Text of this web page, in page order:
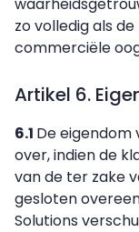
zo volledig als
commerciële
Artikel 6.
6.1 De
over, indien de
van de ter zake
gesloten
Solutions